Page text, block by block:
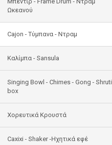
Ωκεανού
Cajon - Τύμπανα - Ντραμ
Καλίμπα - Sansula
Singing Bowl - Chimes - Gong - Shruti
box
Χορευτικά Κρουστά
Caxixi - Shaker -Ηχητικά εφέ